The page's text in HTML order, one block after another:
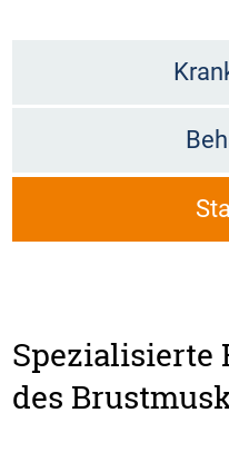
Spezialisierte
des